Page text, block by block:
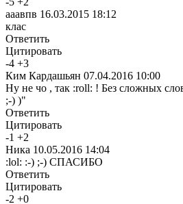
ааавпв 16.03.2015 18:12
клас
Ответить
Цитировать
-4 +3
Ким Кардашьян 07.04.2016 10:00
Ну не чо , так :roll: ! Без сложных
;-) )"
Ответить
Цитировать
-1 +2
Ника 10.05.2016 14:04
:lol: :-) ;-) СПАСИБО
Ответить
Цитировать
-2 +0